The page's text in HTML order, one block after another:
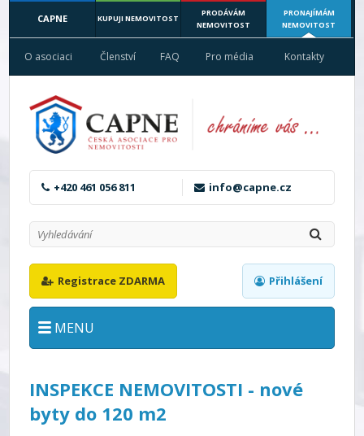
CAPNE KUPUJI NEMOVITOST
PRODÁVÁM
NEMOVITOST
PRONAJÍMÁM
NEMOVITOST
O asociaci Členství FAQ Pro média Kontakty
+420 461 056 811 info@capne.cz
Registrace ZDARMA Přihlášení
MENU
INSPEKCE NEMOVITOSTI - nové
byty do 120 m2